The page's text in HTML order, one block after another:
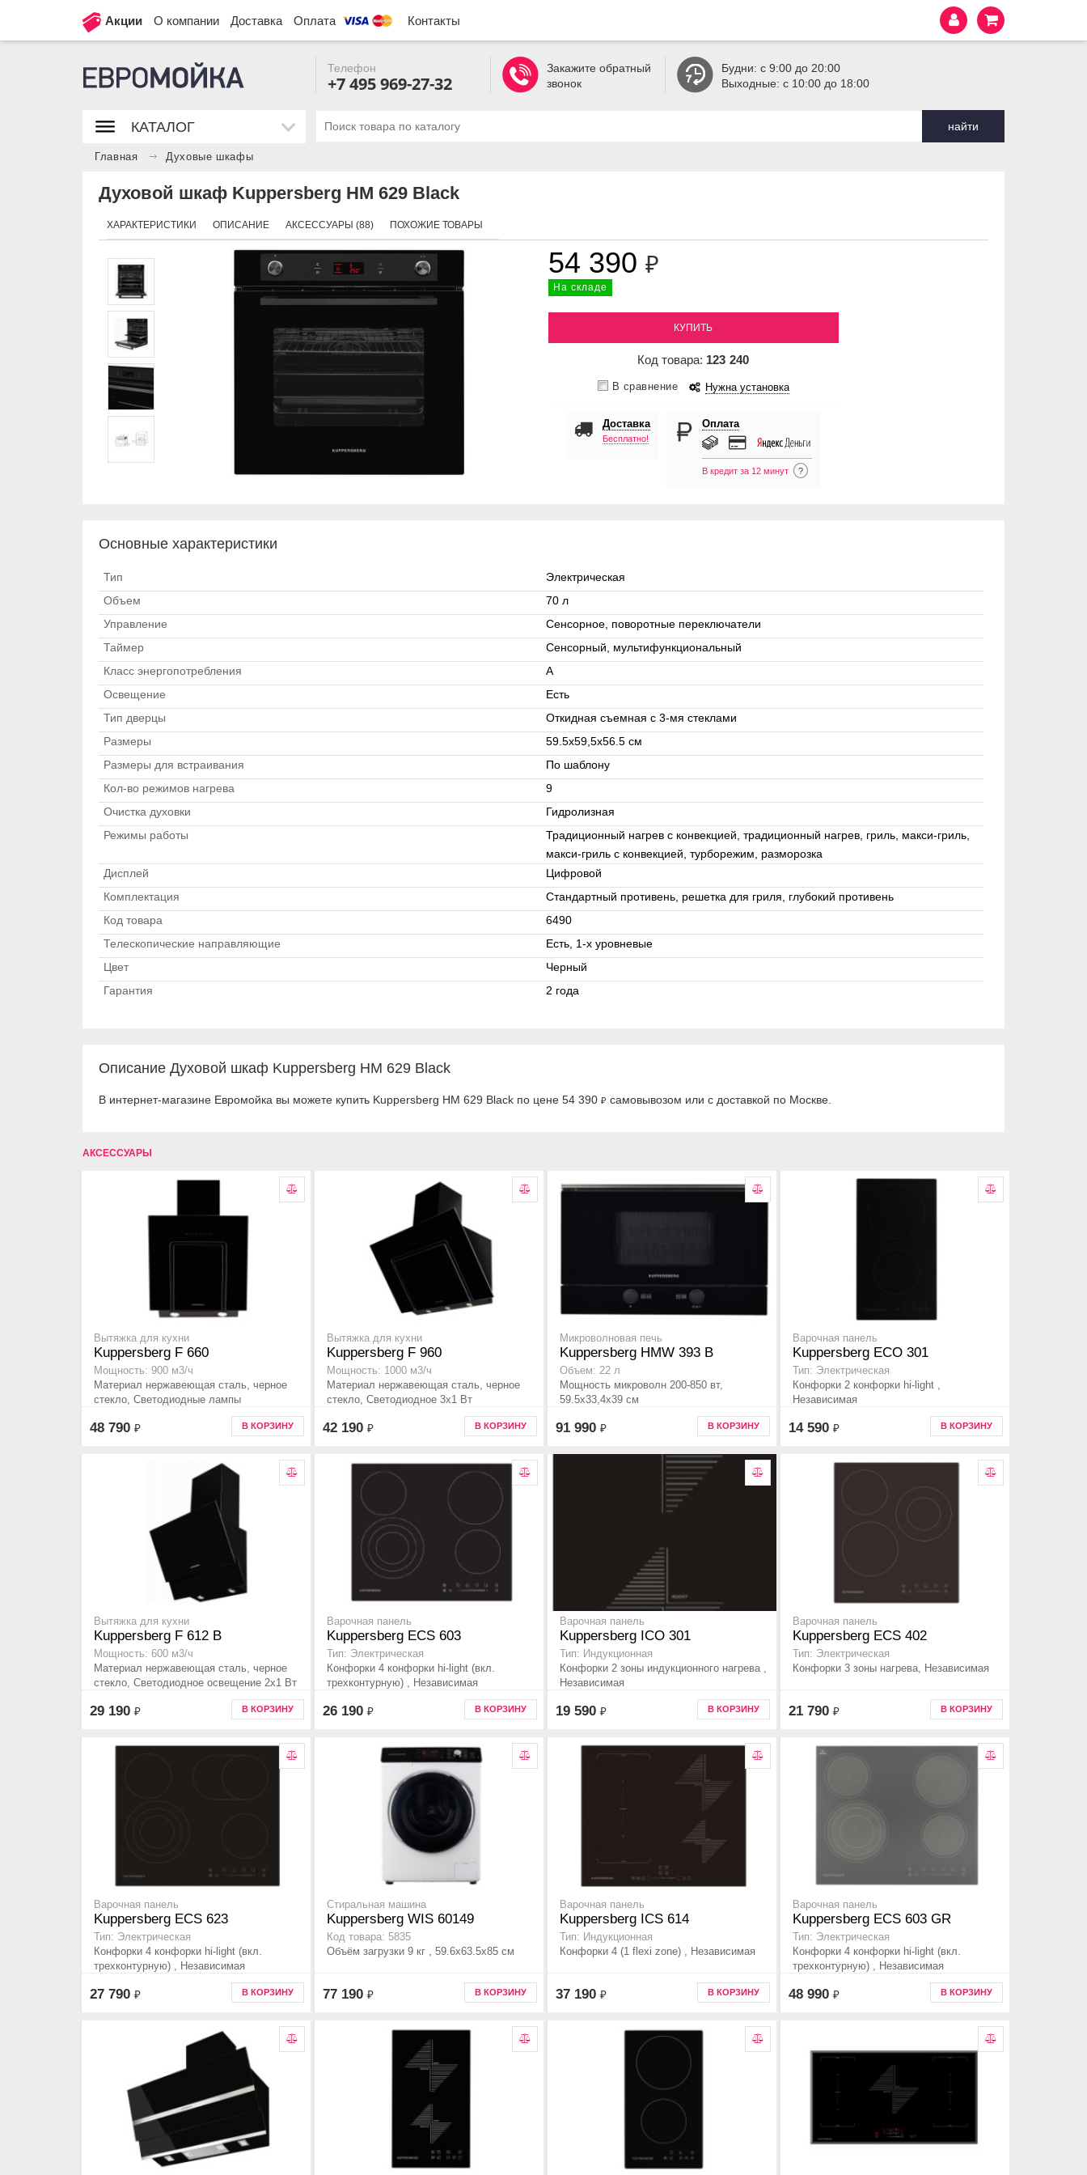
Акции О компании Доставка Оплата Контакты
Телефон
+7 495 969-27-32
Закажите обратный
звонок
Будни: с 9:00 до 20:00
Выходные: с 10:00 до 18:00
найти
КАТАЛОГ
Главная Духовые шкафы
Духовой шкаф Kuppersberg HM 629 Black
ХАРАКТЕРИСТИКИ ОПИСАНИЕ АКСЕССУАРЫ (88) ПОХОЖИЕ ТОВАРЫ
54 390 ₽
На складе
КУПИТЬ
Код товара: 123 240
В сравнение Нужна установка
Доставка
Бесплатно!
Оплата
В кредит за 12 минут ?
Основные характеристики
Тип
Электрическая
Объем
70 л
Управление
Сенсорное, поворотные переключатели
Таймер
Сенсорный, мультифункциональный
Класс энергопотребления
А
Освещение
Есть
Тип дверцы
Откидная съемная с 3-мя стеклами
Размеры
59.5х59,5х56.5 см
Размеры для встраивания
По шаблону
Кол-во режимов нагрева
9
Очистка духовки
Гидролизная
Режимы работы
Традиционный нагрев с конвекцией, традиционный нагрев, гриль, макси-гриль,
макси-гриль с конвекцией, турборежим, разморозка
Дисплей
Цифровой
Комплектация
Стандартный противень, решетка для гриля, глубокий противень
Код товара
6490
Телескопические направляющие
Есть, 1-х уровневые
Цвет
Черный
Гарантия
2 года
Описание Духовой шкаф Kuppersberg HM 629 Black
В интернет-магазине Евромойка вы можете купить Kuppersberg HM 629 Black по цене 54 390 ₽ самовывозом или с доставкой по Москве.
АКСЕССУАРЫ
Вытяжка для кухни
Kuppersberg F 660
Мощность: 900 м3/ч
Материал нержавеющая сталь, черное
стекло, Светодиодные лампы
48 790 ₽ В КОРЗИНУ
Вытяжка для кухни
Kuppersberg F 960
Мощность: 1000 м3/ч
Материал нержавеющая сталь, черное
стекло, Светодиодное 3х1 Вт
42 190 ₽ В КОРЗИНУ
Микроволновая печь
Kuppersberg HMW 393 B
Объем: 22 л
Мощность микроволн 200-850 вт,
59.5x33,4x39 см
91 990 ₽ В КОРЗИНУ
Варочная панель
Kuppersberg ECO 301
Тип: Электрическая
Конфорки 2 конфорки hi-light ,
Независимая
14 590 ₽ В КОРЗИНУ
Вытяжка для кухни
Kuppersberg F 612 B
Мощность: 600 м3/ч
Материал нержавеющая сталь, черное
стекло, Светодиодное освещение 2x1 Вт
29 190 ₽ В КОРЗИНУ
Варочная панель
Kuppersberg ECS 603
Тип: Электрическая
Конфорки 4 конфорки hi-light (вкл.
трехконтурную) , Независимая
26 190 ₽ В КОРЗИНУ
Варочная панель
Kuppersberg ICO 301
Тип: Индукционная
Конфорки 2 зоны индукционного нагрева ,
Независимая
19 590 ₽ В КОРЗИНУ
Варочная панель
Kuppersberg ECS 402
Тип: Электрическая
Конфорки 3 зоны нагрева, Независимая
21 790 ₽ В КОРЗИНУ
Варочная панель
Kuppersberg ECS 623
Тип: Электрическая
Конфорки 4 конфорки hi-light (вкл.
трехконтурную) , Независимая
27 790 ₽ В КОРЗИНУ
Стиральная машина
Kuppersberg WIS 60149
Код товара: 5835
Объём загрузки 9 кг , 59.6x63.5x85 см
77 190 ₽ В КОРЗИНУ
Варочная панель
Kuppersberg ICS 614
Тип: Индукционная
Конфорки 4 (1 flexi zone) , Независимая
37 190 ₽ В КОРЗИНУ
Варочная панель
Kuppersberg ECS 603 GR
Тип: Электрическая
Конфорки 4 конфорки hi-light (вкл.
трехконтурную) , Независимая
48 990 ₽ В КОРЗИНУ